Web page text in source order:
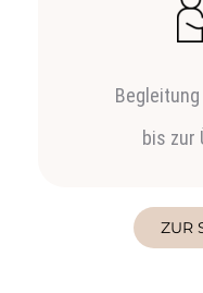
bis zur
ZUR